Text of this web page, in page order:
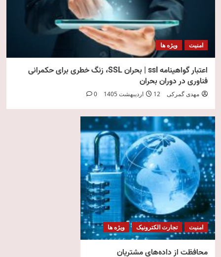
امنیت ویژه ها
اعتبار گواهینامه ssl | بحران SSL، زنگ خطری برای حکمرانی
فناوری در دوران بحران
مهدی گمرکی 12 اردیبهشت 1405 0
امنیت تجارت الکترونیک ویژه ها
محافظت از داده‌های مشتریان